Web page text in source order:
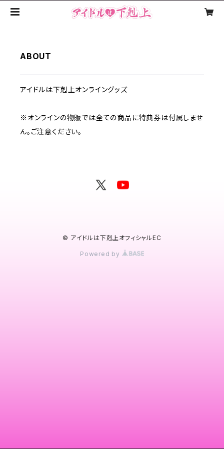
ABOUT
アイドルは下剋上オンライングッズ
※オンラインの物販では全ての商品に特典券は付属しませ
ん。ご注意ください。
© アイドルは下剋上オフィシャルEC
Powered by